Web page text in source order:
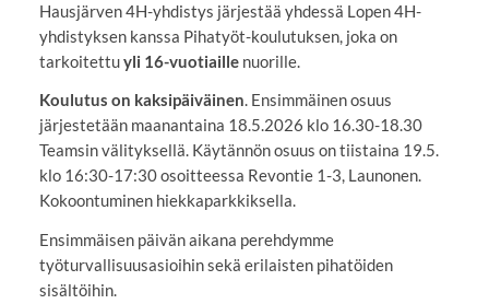
Hausjärven 4H-yhdistys järjestää yhdessä Lopen 4H-
yhdistyksen kanssa Pihatyöt-koulutuksen, joka on
tarkoitettuyli 16-vuotiaillenuorille.
Koulutus on kaksipäiväinen. Ensimmäinen osuus
järjestetään maanantaina 18.5.2026 klo 16.30-18.30
Teamsin välityksellä. Käytännön osuus on tiistaina 19.5.
klo 16:30-17:30 osoitteessa Revontie 1-3, Launonen.
Kokoontuminen hiekkaparkkiksella.
Ensimmäisen päivän aikana perehdymme
työturvallisuusasioihin sekä erilaisten pihatöiden
sisältöihin.